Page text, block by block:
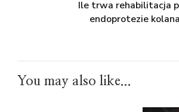
Ile trwa rehabilitacja
endoprotezie
You may also like...